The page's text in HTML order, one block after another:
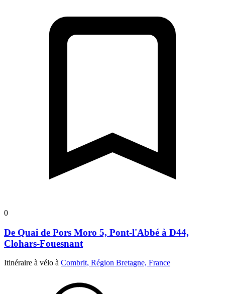
0
De Quai de Pors Moro 5, Pont-l'Abbé à D44,
Clohars-Fouesnant
Itinéraire à vélo à Combrit, Région Bretagne, France